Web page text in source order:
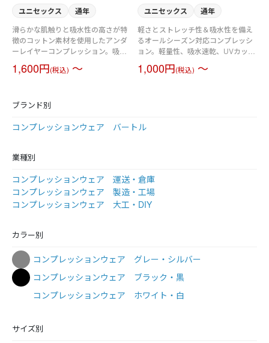
ユニセックス 通年
滑らかな肌触りと吸水性の高さが特
徴のコットン素材を使用したアンダ
ーレイヤーコンプレッション。吸水
かな肌触りのコットン素材を使用。
ト。男女ユニセックスの着用に対
長率40％以上）吸水速乾加工、消臭
1,600円(税込) ～
ユニセックス 通年
軽さとストレッチ性＆吸水性を備え
るオールシーズン対応コンプレッシ
ョン。軽量性、吸水速乾、UVカット
ト素材を使用。フラットロックシー
乾加工、消臭テープ、UVカット
1,000円(税込) ～
ブランド別
コンプレッションウェア バートル
業種別
コンプレッションウェア 運送・倉庫
コンプレッションウェア 製造・工場
コンプレッションウェア 大工・DIY
カラー別
コンプレッションウェア グレー・シルバー
コンプレッションウェア ブラック・黒
コンプレッションウェア ホワイト・白
サイズ別